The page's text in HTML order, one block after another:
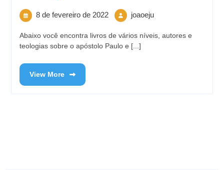
8 de fevereiro de 2022 joaoeju
Abaixo você encontra livros de vários níveis, autores e
teologias sobre o apóstolo Paulo e [...]
View More